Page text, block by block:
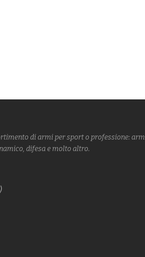
di armi per sport o professione:
difesae molto altro.